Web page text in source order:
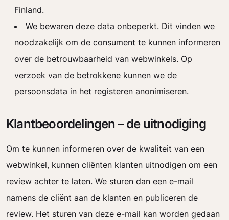
Finland.
We bewaren deze data onbeperkt. Dit vinden we
noodzakelijk om de consument te kunnen informeren
over de betrouwbaarheid van webwinkels. Op
verzoek van de betrokkene kunnen we de
persoonsdata in het registeren anonimiseren.
Klantbeoordelingen – de uitnodiging
Om te kunnen informeren over de kwaliteit van een
webwinkel, kunnen cliënten klanten uitnodigen om een
review achter te laten. We sturen dan een e-mail
namens de cliënt aan de klanten en publiceren de
review. Het sturen van deze e-mail kan worden gedaan